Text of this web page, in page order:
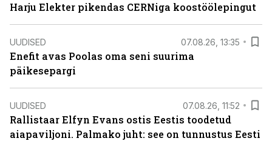
Harju Elekter pikendas CERNiga koostöölepingut
UUDISED 07.08.26, 13:35
Enefit avas Poolas oma seni suurima
päikesepargi
UUDISED 07.08.26, 11:52
Rallistaar Elfyn Evans ostis Eestis toodetud
aiapaviljoni. Palmako juht: see on tunnustus Eesti